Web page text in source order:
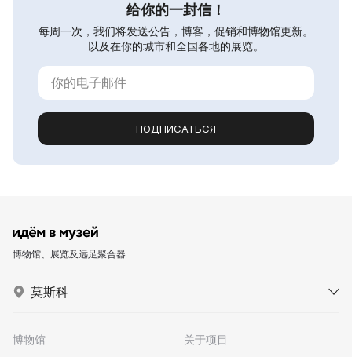
给你的一封信！
每周一次，我们将发送公告，博客，促销和博物馆更新。
以及在你的城市和全国各地的展览。
ПОДПИСАТЬСЯ
博物馆、展览及远足聚合器
莫斯科
博物馆
关于项目